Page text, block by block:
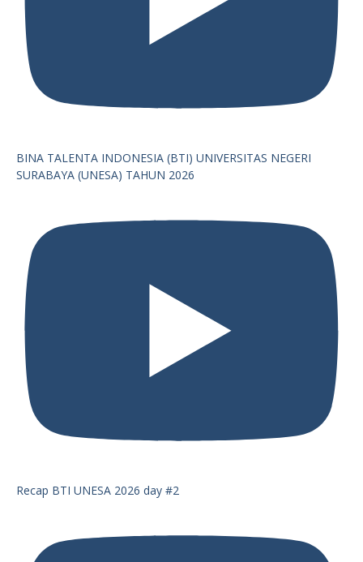
BINA TALENTA INDONESIA (BTI) UNIVERSITAS NEGERI
SURABAYA (UNESA) TAHUN 2026
Recap BTI UNESA 2026 day #2